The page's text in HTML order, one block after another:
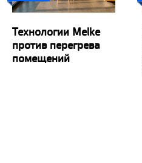
Технологии Melke
против перегрева
помещений